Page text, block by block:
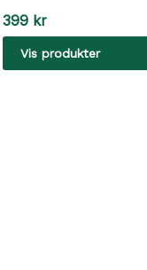
399 kr
Vis produkter